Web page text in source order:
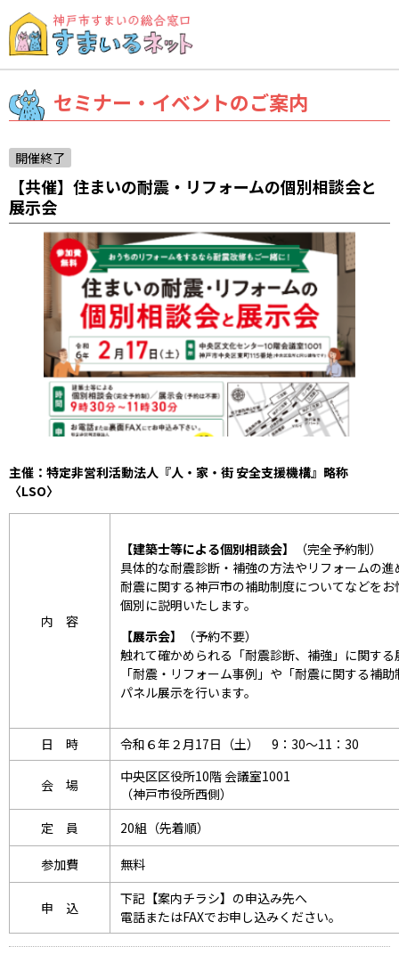
セミナー・イベントのご案内
開催終了
【共催】住まいの耐震・リフォームの個別相談会と
展示会
主催：特定非営利活動法人『人・家・街 安全支援機構』略称
〈LSO〉
内 容
【建築士等による個別相談会】
（完全予約制）
具体的な耐震診断・補強の方法やリフォームの進
耐震に関する神戸市の補助制度についてなどを
個別に説明いたします。
【展示会】
（予約不要）
触れて確かめられる「耐震診断、補強」に関する
「耐震・リフォーム事例」や「耐震に関する補
パネル展示を行います。
日 時 令和６年２月17日（土） 9：30～11：30
会 場
中央区区役所10階 会議室1001
（神戸市役所西側）
定 員
20組（先着順）
参加費 無料
申 込
下記【案内チラシ】の申込み先へ
電話またはFAXでお申し込みください。